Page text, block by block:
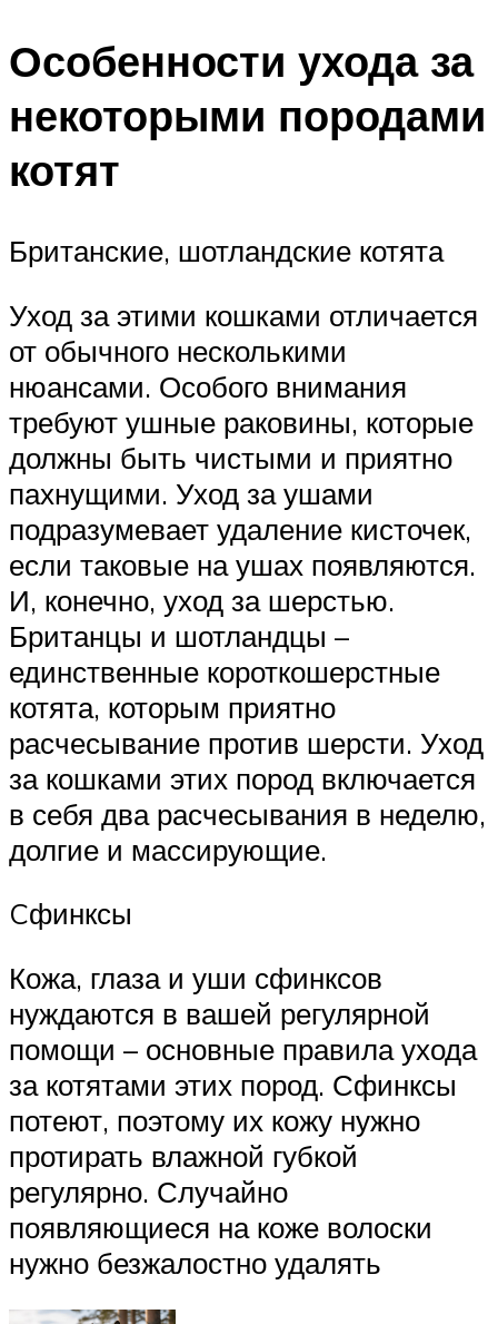
Особенности ухода за
некоторыми породами
котят
Британские, шотландские котята
Уход за этими кошками отличается
от обычного несколькими
нюансами. Особого внимания
требуют ушные раковины, которые
должны быть чистыми и приятно
пахнущими. Уход за ушами
подразумевает удаление кисточек,
если таковые на ушах появляются.
И, конечно, уход за шерстью.
Британцы и шотландцы –
единственные короткошерстные
котята, которым приятно
расчесывание против шерсти. Уход
за кошками этих пород включается
в себя два расчесывания в неделю,
долгие и массирующие.
Cфинксы
Кожа, глаза и уши сфинксов
нуждаются в вашей регулярной
помощи – основные правила ухода
за котятами этих пород. Сфинксы
потеют, поэтому их кожу нужно
протирать влажной губкой
регулярно. Случайно
появляющиеся на коже волоски
нужно безжалостно удалять